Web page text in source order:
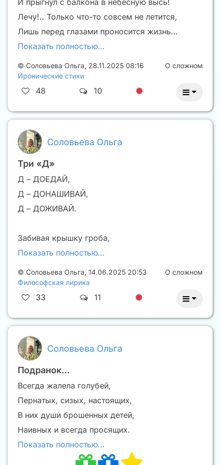
И прыгнул с балкона в небесную высь!
Лечу!.. Только что-то совсем не летится,
Лишь перед глазами проносится жизнь…
Показать полностью…
© Соловьева Ольга, 28.11.2025 08:16
Иронические стихи
О сложном
48 10
Соловьева Ольга
Три «Д»
Д – ДОЕДАЙ,
Д – ДОНАШИВАЙ,
Д – ДОЖИВАЙ.
Забивая крышку гроба,
Показать полностью…
© Соловьева Ольга, 14.06.2025 20:53
Философская лирика
О сложном
33 11
Соловьева Ольга
Подранок…
Всегда жалела голубей,
Пернатых, сизых, настоящих,
В них души брошенных детей,
Наивных и всегда просящих.
Показать полностью…